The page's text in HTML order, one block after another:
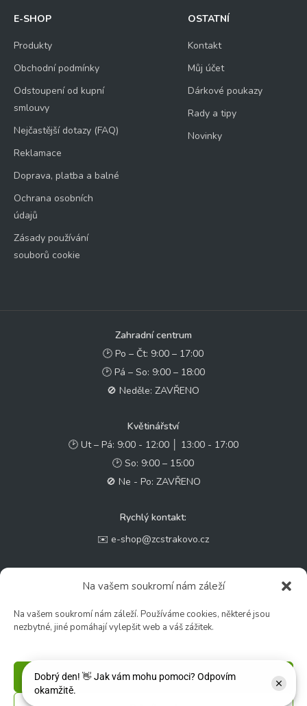
Na vašem soukromí nám záleží
Na vašem soukromí nám záleží. Používáme cookies, některé jsou
nezbytné, jiné pomáhají vylepšit web a váš zážitek.
Příjmout
E-SHOP
Produkty
Obchodní podmínky
Odstoupení od kupní
smlouvy
Nejčastější dotazy (FAQ)
Reklamace
Doprava, platba a balné
Ochrana osobních
údajů
Zásady používání
souborů cookie
OSTATNÍ
Kontakt
Můj účet
Dárkové poukazy
Rady a tipy
Novinky
Zahradní centrum
🕑 Po – Čt: 9:00 – 17:00
🕑 Pá – So: 9:00 – 18:00
🚫 Neděle: ZAVŘENO
Květinářství
🕑 Ut – Pá: 9:00 - 12:00 │ 13:00 - 17:00
🕑 So: 9:00 – 15:00
🚫 Ne - Po: ZAVŘENO
Rychlý kontakt:
✉️ e-shop@zcstrakovo.cz